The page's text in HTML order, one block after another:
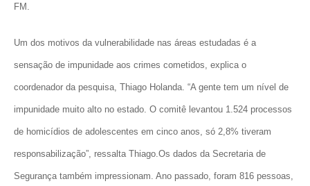
FM.
Um dos motivos da vulnerabilidade nas áreas estudadas é a
sensação de impunidade aos crimes cometidos, explica o
coordenador da pesquisa, Thiago Holanda. “A gente tem um nível de
impunidade muito alto no estado. O comitê levantou 1.524 processos
de homicídios de adolescentes em cinco anos, só 2,8% tiveram
responsabilização”, ressalta Thiago.Os dados da Secretaria de
Segurança também impressionam. Ano passado, foram 816 pessoas,